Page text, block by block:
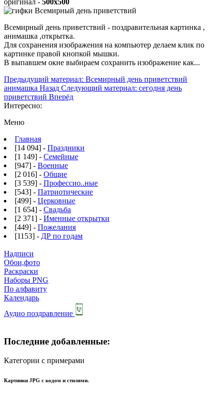
Всемирный день приветствий - поздравительная картинка ,
анимашка ,открытка.
Для сохранения изображения на компьютер делаем клик по
картинке правой кнопкой мышки.
В выпавшем окне выбираем сохранить изображение как...
Предыдущий материал: Всемирный день приветствий
анимашка Назад Следующий материал: сегодня день
приветствий Вперёд
Интересно:
Меню
Главная
[14 094] - Праздники
[1 149] - Семейные
[947] - Военные
[2 016] - Общие
[3 539] - Профессио..ные
[543] - Патриотические
[499] - Церковные
[1 654] - Свадьба
[2 371] - Именные открытки
[449] - Пожелания
[1153] - ДР по годам
Надписи
Обои,фото
Раскраски
Наборы PNG
По алфавиту
Календарь
Аудио поздравление
Последние добавленные:
Категории с примерами
Картинки JPG с кодом и стилями.